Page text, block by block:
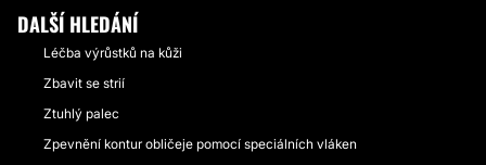
DALŠÍ HLEDÁNÍ
Léčba výrůstků na kůži
Zbavit se strií
Ztuhlý palec
Zpevnění kontur obličeje pomocí speciálních vláken